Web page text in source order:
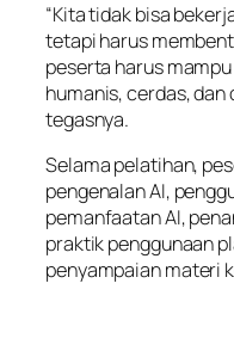
“Kita tidak bisa
tetapi harus
peserta harus
humanis, cerdas, dan
tegasnya.
Selama pelatihan,
pengenalan AI,
pemanfaatan AI,
praktik penggunaan
penyampaian materi